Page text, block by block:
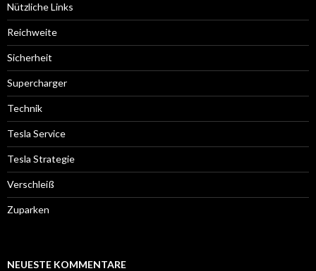
Nützliche Links
Reichweite
Sicherheit
Supercharger
Technik
Tesla Service
Tesla Strategie
Verschleiß
Zuparken
NEUESTE KOMMENTARE